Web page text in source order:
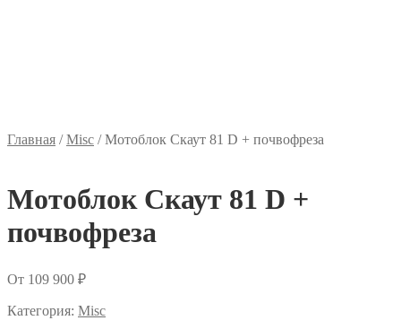
Главная /Misc /Мотоблок Скаут 81 D + почвофреза
Мотоблок Скаут 81 D +
почвофреза
От 109 900 ₽
Категория: Misc